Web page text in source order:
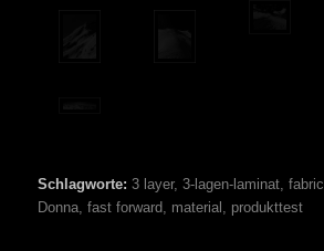
Schlagworte: 3 layer, 3-lagen-laminat, fabric
Donna, fast forward, material , produkttest